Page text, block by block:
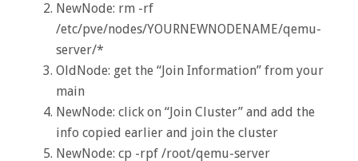
NewNode: rm -rf
/etc/pve/nodes/YOURNEWNODENAME/qemu-
server/*
OldNode: get the “Join Information” from your
main
NewNode: click on “Join Cluster” and add the
info copied earlier and join the cluster
NewNode: cp -rpf /root/qemu-server